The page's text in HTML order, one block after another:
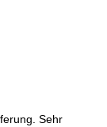
Sehr